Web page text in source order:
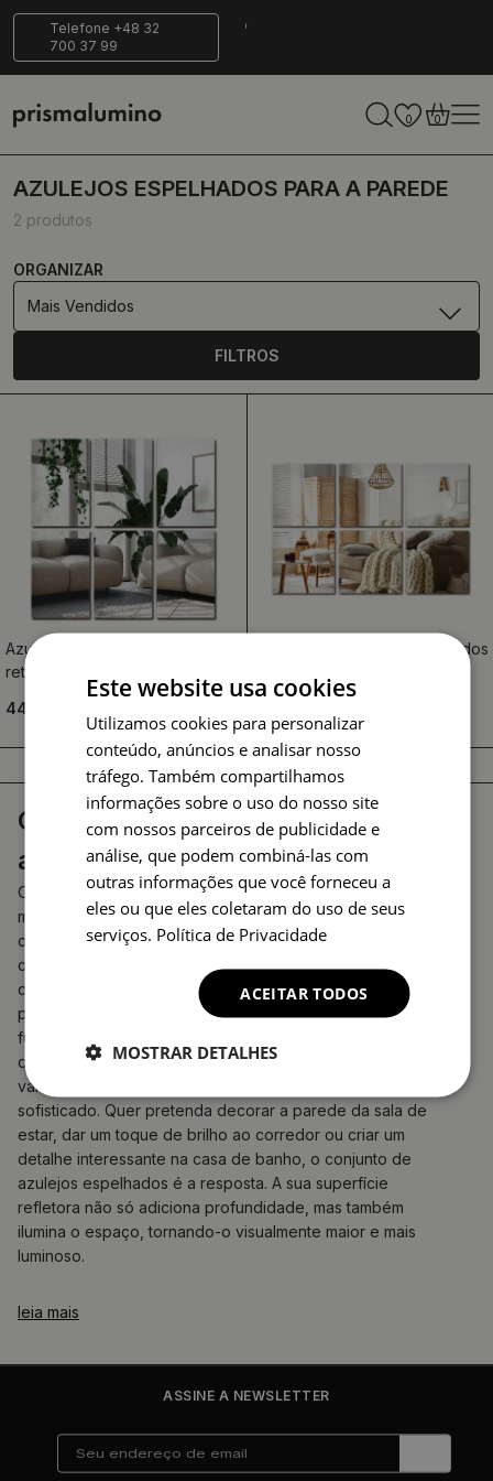
Telefone +48 32
700 37 99
14 dias para
retornar
Entrega
segura
0 0
AZULEJOS ESPELHADOS PARA A PAREDE
2 produtos
ORGANIZAR
Mais Vendidos
FILTROS
Azulejos de espelho
retangulares autoadesivo
44.99 €
Azulejos espelhados quadrados
Crie o seu próprio reflexo com
azulejos espelhados
Os azulejos espelhados para parede são uma forma
moderna e elegante de introduzir um elemento de
design único em qualquer interior. Esta solução versátil
combina perfeitamente funções práticas com um valor
decorativo excecional, tornando-se uma escolha ideal
para quem aprecia tanto a beleza como a
funcionalidade. Disponíveis em formas clássicas como
quadradas e retangulares, adaptam-se facilmente a
vários estilos de arranjo, desde o minimalista ao mais
sofisticado. Quer pretenda decorar a parede da sala de
estar, dar um toque de brilho ao corredor ou criar um
detalhe interessante na casa de banho, o conjunto de
azulejos espelhados é a resposta. A sua superfície
refletora não só adiciona profundidade, mas também
ilumina o espaço, tornando-o visualmente maior e mais
luminoso.
leia mais
ASSINE A NEWSLETTER
Este website usa cookies
Utilizamos cookies para personalizar
conteúdo, anúncios e analisar nosso
tráfego. Também compartilhamos
informações sobre o uso do nosso site
com nossos parceiros de publicidade e
análise, que podem combiná-las com
outras informações que você forneceu a
eles ou que eles coletaram do uso de seus
serviços. Política de Privacidade
ACEITAR TODOS
MOSTRAR DETALHES